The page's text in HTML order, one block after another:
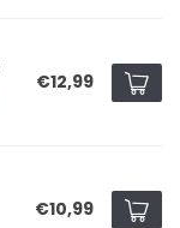
€12,99
€10,99